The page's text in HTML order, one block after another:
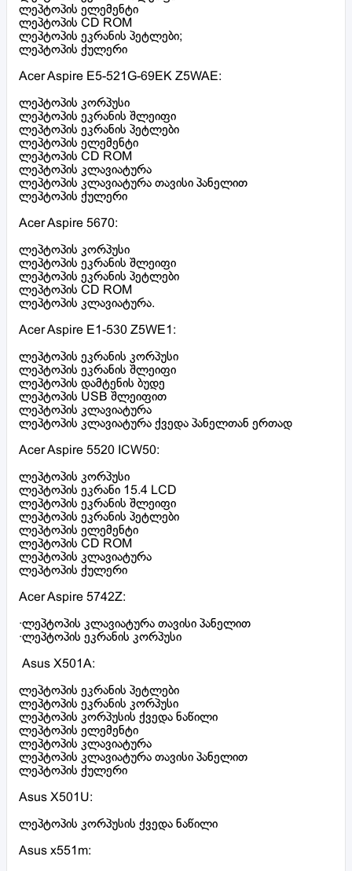
ლეპტოპის ელემენტი
ლეპტოპის CD ROM
ლეპტოპის ეკრანის პეტლები;
ლეპტოპის ქულერი
Acer Aspire E5-521G-69EK Z5WAE:
ლეპტოპის კორპუსი
ლეპტოპის ეკრანის შლეიფი
ლეპტოპის ეკრანის პეტლები
ლეპტოპის ელემენტი
ლეპტოპის CD ROM
ლეპტოპის კლავიატურა
ლეპტოპის კლავიატურა თავისი პანელით
ლეპტოპის ქულერი
Acer Aspire 5670:
ლეპტოპის კორპუსი
ლეპტოპის ეკრანის შლეიფი
ლეპტოპის ეკრანის პეტლები
ლეპტოპის CD ROM
ლეპტოპის კლავიატურა.
Acer Aspire E1-530 Z5WE1:
ლეპტოპის ეკრანის კორპუსი
ლეპტოპის ეკრანის შლეიფი
ლეპტოპის დამტენის ბუდე
ლეპტოპის USB შლეიფით
ლეპტოპის კლავიატურა
ლეპტოპის კლავიატურა ქვედა პანელთან ერთად
Acer Aspire 5520 ICW50:
ლეპტოპის კორპუსი
ლეპტოპის ეკრანი 15.4 LCD
ლეპტოპის ეკრანის შლეიფი
ლეპტოპის ეკრანის პეტლები
ლეპტოპის ელემენტი
ლეპტოპის CD ROM
ლეპტოპის კლავიატურა
ლეპტოპის ქულერი
Acer Aspire 5742Z:
·ლეპტოპის კლავიატურა თავისი პანელით
·ლეპტოპის ეკრანის კორპუსი
Asus X501A:
ლეპტოპის ეკრანის პეტლები
ლეპტოპის ეკრანის კორპუსი
ლეპტოპის კორპუსის ქვედა ნაწილი
ლეპტოპის ელემენტი
ლეპტოპის კლავიატურა
ლეპტოპის კლავიატურა თავისი პანელით
ლეპტოპის ქულერი
Asus X501U:
ლეპტოპის კორპუსის ქვედა ნაწილი
Asus x551m: